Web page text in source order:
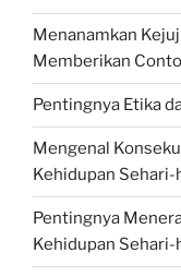
Menanamkan
Memberikan
Pentingnya Etika
Mengenal
Kehidupan Sehari-
Pentingnya
Kehidupan Sehari-